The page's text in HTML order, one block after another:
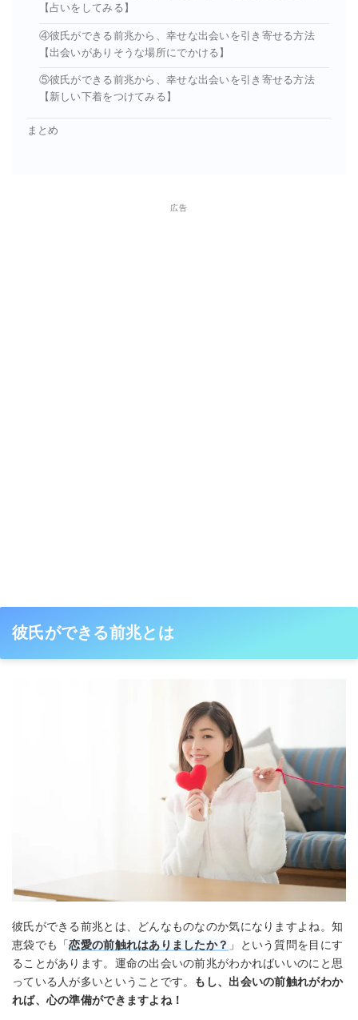
【占いをしてみる】
④彼氏ができる前兆から、幸せな出会いを引き寄せる方法
【出会いがありそうな場所にでかける】
⑤彼氏ができる前兆から、幸せな出会いを引き寄せる方法
【新しい下着をつけてみる】
まとめ
広告
彼氏ができる前兆とは
彼氏ができる前兆とは、どんなものなのか気になりますよね。知
恵袋でも「恋愛の前触れはありましたか？ 」という質問を目にす
ることがあります。運命の出会いの前兆がわかればいいのにと思
っている人が多いということです。 もし、出会いの前触れがわか
れば、心の準備ができますよね！